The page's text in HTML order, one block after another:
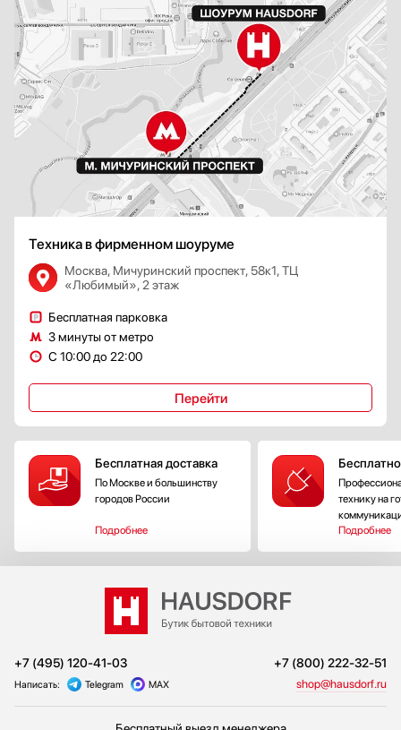
Техника в фирменном шоуруме
Москва, Мичуринский проспект, 58к1, ТЦ
«Любимый», 2 этаж
Бесплатная парковка
3 минуты от метро
С 10:00 до 22:00
Перейти
Бесплатная доставка
По Москве и большинству
городов России
Подробнее
технику на
Подробнее
+7 (495) 120-41-03 +7 (800) 222-32-51
Написать: Telegram MAX shop@hausdorf.ru